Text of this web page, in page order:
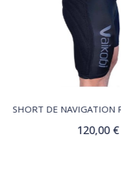
QUICK VIEW
120,00 €
Ajouter au panier